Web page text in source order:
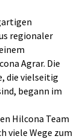
regionaler
Agrar. Die
die vielseitig
begann im
Hilcona Team
viele Wege zum